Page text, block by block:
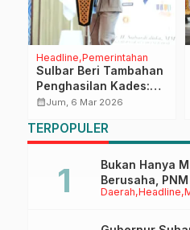
Headline Pemerintahan
Sulbar Beri Tambahan
Penghasilan Kades:
Fokus Peningkatan
calendar_monthJum, 6 Mar 2026
TERPOPULER
Daerah Headline
Bukan Hanya
Berusaha,
Anaknya Untuk